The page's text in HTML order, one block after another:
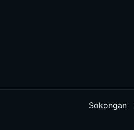
Sokongan